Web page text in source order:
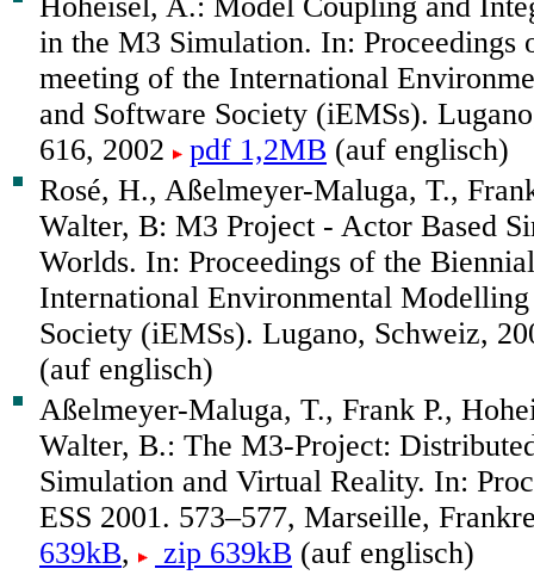
in the M3 Simulation. In: Proceedings
meeting of the International
and Software Society (iEMSs).
616, 2002
pdf 1,2MB (auf englisch)
Rosé, H., Aßelmeyer-Maluga, T.,
Walter, B: M3 Project - Actor Based
Worlds. In: Proceedings of the
International Environmental
Society (iEMSs). Lugano, Schweiz,
(auf englisch)
Aßelmeyer-Maluga, T., Frank P.,
Walter, B.: The M3-Project:
Simulation and Virtual Reality. In:
ESS 2001. 573–577, Marseille,
639kB, zip 639kB (auf englisch)